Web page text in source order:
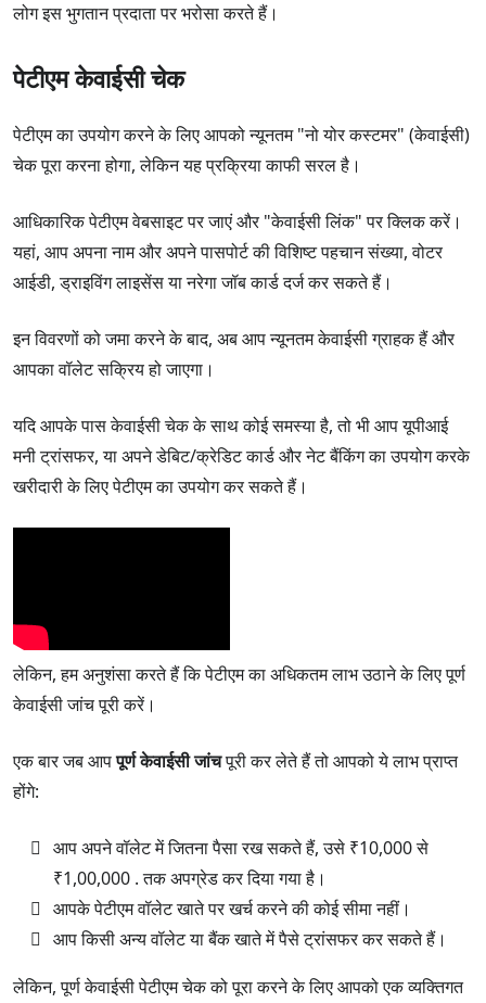
लोग इस भुगतान प्रदाता पर भरोसा करते हैं।
पेटीएम केवाईसी चेक
पेटीएम का उपयोग करने के लिए आपको न्यूनतम "नो योर कस्टमर" (केवाईसी)
चेक पूरा करना होगा, लेकिन यह प्रक्रिया काफी सरल है।
आधिकारिक पेटीएम वेबसाइट पर जाएं और "केवाईसी लिंक" पर क्लिक करें।
यहां, आप अपना नाम और अपने पासपोर्ट की विशिष्ट पहचान संख्या, वोटर
आईडी, ड्राइविंग लाइसेंस या नरेगा जॉब कार्ड दर्ज कर सकते हैं।
इन विवरणों को जमा करने के बाद, अब आप न्यूनतम केवाईसी ग्राहक हैं और
आपका वॉलेट सक्रिय हो जाएगा।
यदि आपके पास केवाईसी चेक के साथ कोई समस्या है, तो भी आप यूपीआई
मनी ट्रांसफर, या अपने डेबिट/क्रेडिट कार्ड और नेट बैंकिंग का उपयोग करके
खरीदारी के लिए पेटीएम का उपयोग कर सकते हैं।
लेकिन, हम अनुशंसा करते हैं कि पेटीएम का अधिकतम लाभ उठाने के लिए पूर्ण
केवाईसी जांच पूरी करें।
एक बार जब आपपूर्ण केवाईसी जांचपूरी कर लेते हैं तो आपको ये लाभ प्राप्त
होंगे:
आप अपने वॉलेट में जितना पैसा रख सकते हैं, उसे ₹10,000 से
₹1,00,000 . तक अपग्रेड कर दिया गया है।
आपके पेटीएम वॉलेट खाते पर खर्च करने की कोई सीमा नहीं।
आप किसी अन्य वॉलेट या बैंक खाते में पैसे ट्रांसफर कर सकते हैं।
लेकिन, पूर्ण केवाईसी पेटीएम चेक को पूरा करने के लिए आपको एक व्यक्तिगत